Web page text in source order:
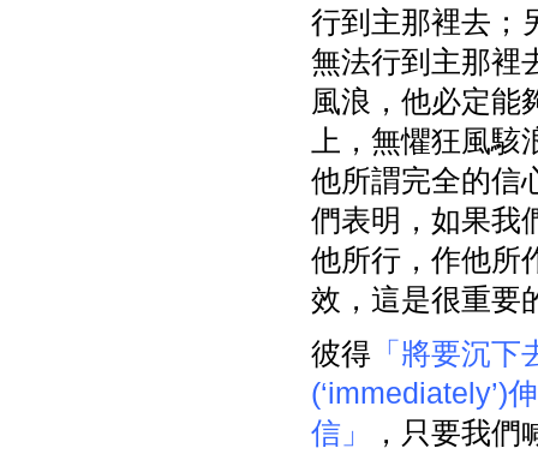
行到主那裡去；
無法行到主那裡
風浪，他必定能
上，無懼狂風
他所謂完全的信
們表明，如果我
他所行，作他所
效，這是很重要
彼得「將要沉下
(‘immediately’)
信」
，只要我們